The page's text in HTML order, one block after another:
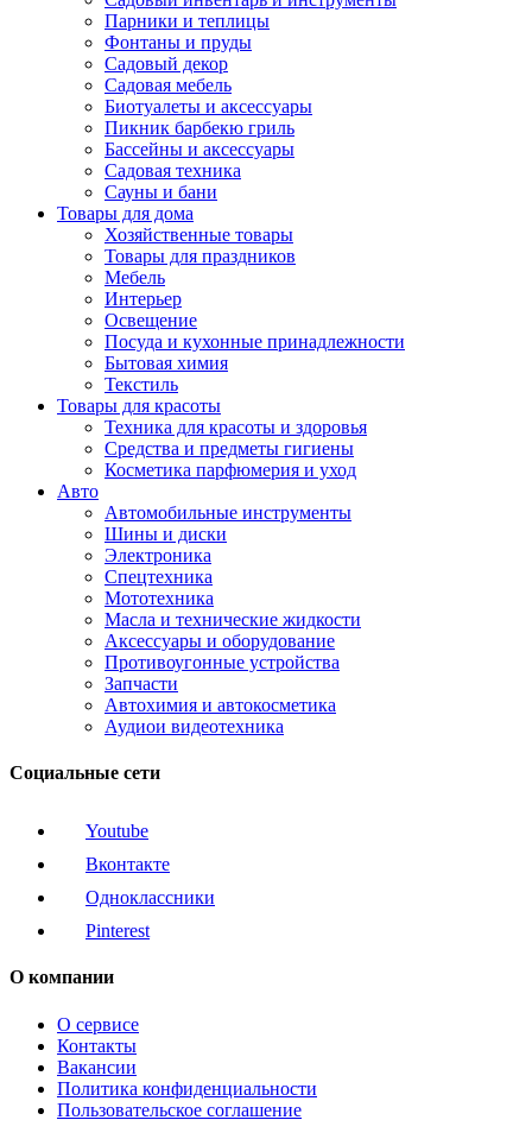
Парники и теплицы
Фонтаны и пруды
Садовый декор
Садовая мебель
Биотуалеты и аксессуары
Пикник барбекю гриль
Бассейны и аксессуары
Садовая техника
Сауны и бани
Товары для дома
Хозяйственные товары
Товары для праздников
Мебель
Интерьер
Освещение
Посуда и кухонные принадлежности
Бытовая химия
Текстиль
Товары для красоты
Техника для красоты и здоровья
Средства и предметы гигиены
Косметика парфюмерия и уход
Авто
Автомобильные инструменты
Шины и диски
Электроника
Спецтехника
Мототехника
Масла и технические жидкости
Аксессуары и оборудование
Противоугонные устройства
Запчасти
Автохимия и автокосметика
Аудиои видеотехника
Социальные сети
Youtube
Вконтакте
Одноклассники
Pinterest
О компании
О сервисе
Контакты
Вакансии
Политика конфиденциальности
Пользовательское соглашение